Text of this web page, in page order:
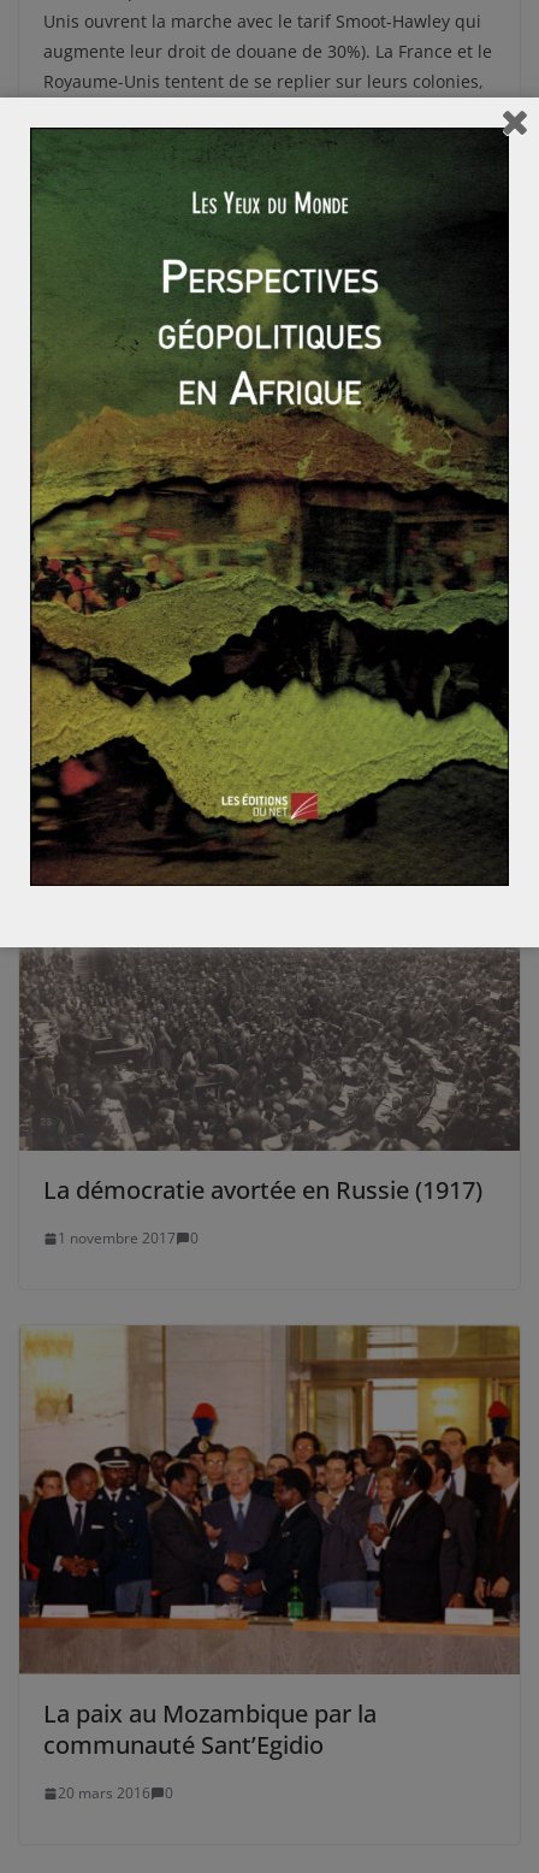
Unis ouvrent la marche avec le tarif Smoot-Hawley qui
augmente leur droit de douane de 30%). La France et le
Royaume-Unis tentent de se replier sur leurs colonies,
lors de la Conférence de Berlin (1885) mais largement
pratiquée après 1914. Les réactions gouvernementales
en Europe ne seront pas plus adéquates que celles aux
États-Unis. En France la crise sera aggravée par les
mesures déflationnistes baisse des prix et des salaires)
des gouvernements Tardieu et Laval, bien que ceux-ci
tenteront, de façon limitée, quelques grands travaux
(dont l’électrification des campagnes). Le monde entier
est touché exceptée l’Union soviétique de Staline,
protégée par son système économique autarcique.
Le double jeu russe avec l’Iran
De nouvelles tensions entre le Venezuela et la Colom
bie
Le Plan Dawes (1924-1929)
9 janvier 2011 2
La démocratie avortée en Russie (1917)
1 novembre 2017 0
La paix au Mozambique par la
communauté Sant’Egidio
20 mars 2016 0